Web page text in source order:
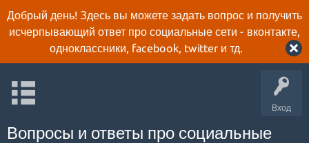
Добрый день! Здесь вы можете задать вопрос и получить
исчерпывающий ответ про социальные сети - вконтакте,
одноклассники, facebook, twitter и тд.
Вход
Вопросы и ответы про социальные